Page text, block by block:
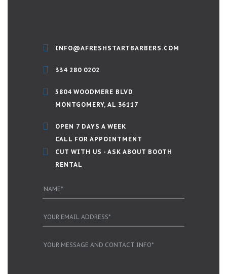
INFO@AFRESHSTARTBARBERS.COM
334 280 0202
5804 WOODMERE BLVD
MONTGOMERY, AL 36117
OPEN 7 DAYS A WEEK
CALL FOR APPOINTMENT
CUT WITH US - ASK ABOUT BOOTH
RENTAL